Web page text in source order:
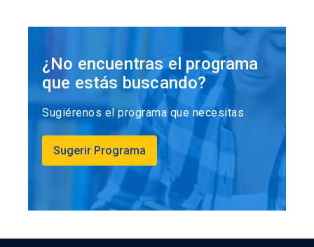
¿No encuentras el programa
que estás buscando?
Sugiérenos el programa que necesitas
Sugerir Programa